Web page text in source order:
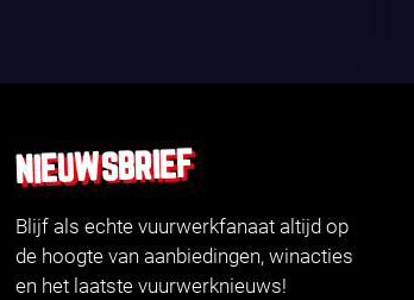
NIEUWSBRIEF
Blijf als echte vuurwerkfanaat altijd op
de hoogte van aanbiedingen, winacties
en het laatste vuurwerknieuws!